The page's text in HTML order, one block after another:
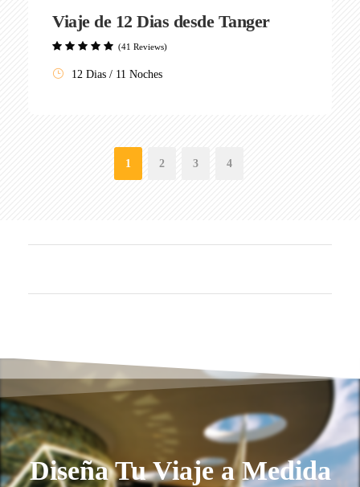
Viaje de 12 Dias desde Tanger
12 Dias / 11 Noches
(41 Reviews)
1 2 3 4
Diseña Tu Viaje a Medida